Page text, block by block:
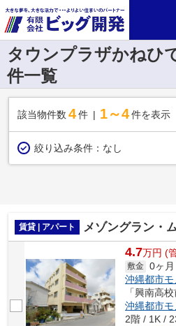
タウンプラザかねひ
件一覧
該当物件数 4件 1～4 件を表示
絞り込み条件： なし
賃貸 | アパート メゾングラン・
4.7万円 (
敷金 0ヶ月
沖縄都市
沖縄都市
2階 / 1K /